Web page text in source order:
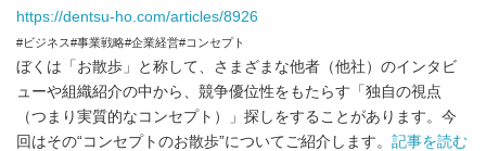
https://dentsu-ho.com/articles/8926
#ビジネス#事業戦略#企業経営#コンセプト
ぼくは「お散歩」と称して、さまざまな他者（他社）のインタビ
ューや組織紹介の中から、競争優位性をもたらす「独自の視点
（つまり実質的なコンセプト）」探しをすることがあります。今
回はその“コンセプトのお散歩”についてご紹介します。 記事を読む